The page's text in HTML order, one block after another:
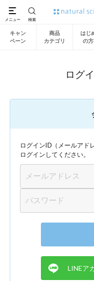
キャン
ペーン
商品
カテゴリ
はじ
の
ログ
ログインID（メールアド
ログインしてください。